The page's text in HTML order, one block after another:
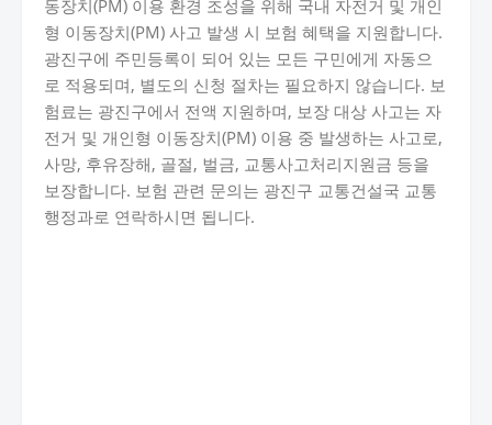
동장치(PM) 이용 환경 조성을 위해 국내 자전거 및 개인
형 이동장치(PM) 사고 발생 시 보험 혜택을 지원합니다.
광진구에 주민등록이 되어 있는 모든 구민에게 자동으
로 적용되며, 별도의 신청 절차는 필요하지 않습니다. 보
험료는 광진구에서 전액 지원하며, 보장 대상 사고는 자
전거 및 개인형 이동장치(PM) 이용 중 발생하는 사고로,
사망, 후유장해, 골절, 벌금, 교통사고처리지원금 등을
보장합니다. 보험 관련 문의는 광진구 교통건설국 교통
행정과로 연락하시면 됩니다.